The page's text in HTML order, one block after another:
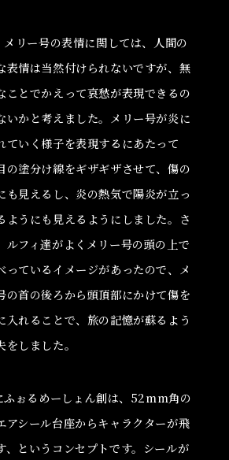
リー号の表情に関しては、人間の
表情は当然付けられないですが、無
ことでかえって哀愁が表現できるの
いかと考えました。メリー号が炎に
ていく様子を表現するにあたって
の塗分け線をギザギザさせて、傷の
も見えるし、炎の熱気で陽炎が立っ
ようにも見えるようにしました。さ
ルフィ達がよくメリー号の頭の上で
っているイメージがあったので、メ
の首の後ろから頭頂部にかけて傷を
入れることで、旅の記憶が蘇るよう
をしました。
ふぉるめーしょん創は、52mm角の
アシール台座からキャラクターが飛
、というコンセプトです。シールが